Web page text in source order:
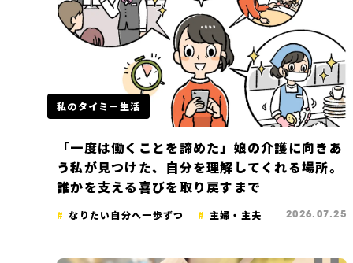
私のタイミー生活
「一度は働くことを諦めた」娘の介護に向きあ
う私が見つけた、自分を理解してくれる場所。
誰かを支える喜びを取り戻すまで
なりたい自分へ一歩ずつ 主婦・主夫 2026.07.25